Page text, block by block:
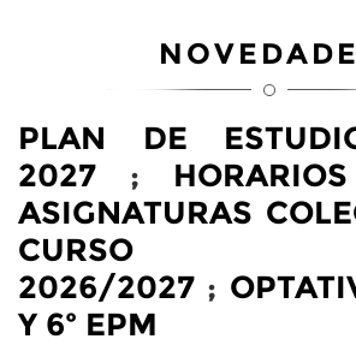
PLAN DE
2027 ;
ASIGNATURAS
CURSO
2026/2027 ;
Y 6º EPM